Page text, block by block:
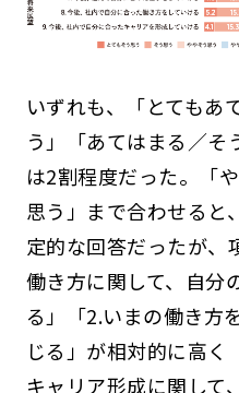
いずれも、「とてもあ
う」「あてはまる／そ
は2割程度だった。「
思う」まで合わせると
定的な回答だったが、
働き方に関して、自分
る」「2.いまの働き方
じる」が相対的に高
キャリア形成に関して